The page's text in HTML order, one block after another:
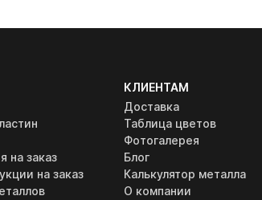
на заказ
на заказ
КЛИЕНТАМ
Доставка
Таблица цветов
Фотогалерея
Блог
Калькулятор металла
О компании